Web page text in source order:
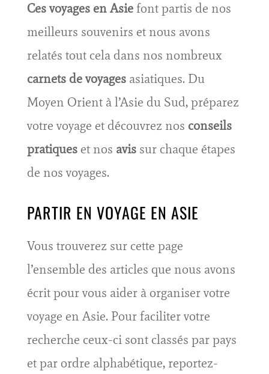
Ces voyages en Asiefont partis de nos
meilleurs souvenirs et nous avons
relatés tout cela dans nos nombreux
carnets de voyagesasiatiques. Du
Moyen Orient à l’Asie du Sud, préparez
votre voyage et découvrez nos conseils
pratiqueset nos avissur chaque étapes
de nos voyages.
PARTIR EN VOYAGE EN ASIE
Vous trouverez sur cette page
l’ensemble des articles que nous avons
écrit pour vous aider à organiser votre
voyage en Asie. Pour faciliter votre
recherche ceux-ci sont classés par pays
et par ordre alphabétique, reportez-